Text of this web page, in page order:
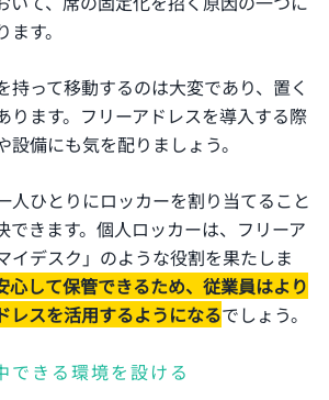
す。
持って移動するのは大変であり、置く
ります。フリーアドレスを導入する際
備にも気を配りましょう。
人ひとりにロッカーを割り当てること
できます。個人ロッカーは、フリーア
イデスク」のような役割を果たしま
心して保管できるため、従業員はより
レスを活用するようになるでしょう。
できる環境を設ける